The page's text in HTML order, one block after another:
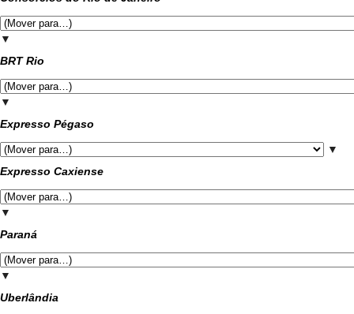
▼
BRT Rio
▼
Expresso Pégaso
▼
Expresso Caxiense
▼
Paraná
▼
Uberlândia